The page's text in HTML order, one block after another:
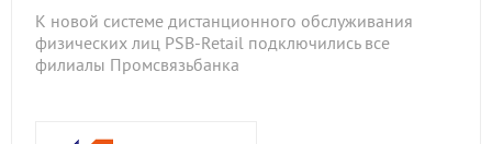
К новой системе дистанционного обслуживания
физических лиц PSB-Retail подключились все
филиалы Промсвязьбанка